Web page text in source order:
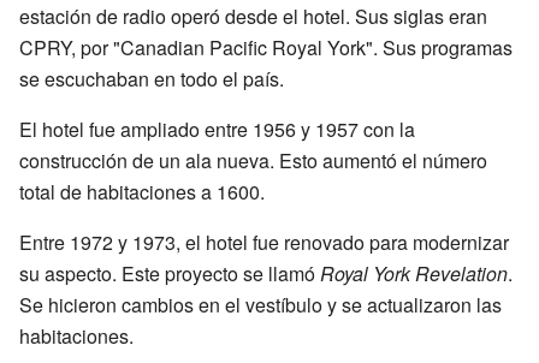
estación de radio operó desde el hotel. Sus siglas eran
CPRY, por "Canadian Pacific Royal York". Sus programas
se escuchaban en todo el país.
El hotel fue ampliado entre 1956 y 1957 con la
construcción de un ala nueva. Esto aumentó el número
total de habitaciones a 1600.
Entre 1972 y 1973, el hotel fue renovado para modernizar
su aspecto. Este proyecto se llamóRoyal York Revelation.
Se hicieron cambios en el vestíbulo y se actualizaron las
habitaciones.